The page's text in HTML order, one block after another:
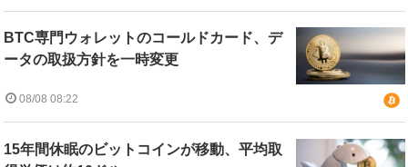
BTC専門ウォレットのコールドカード、デ
ータの取扱方針を一時変更
08/08 08:22
15年間休眠のビットコインが移動、平均取